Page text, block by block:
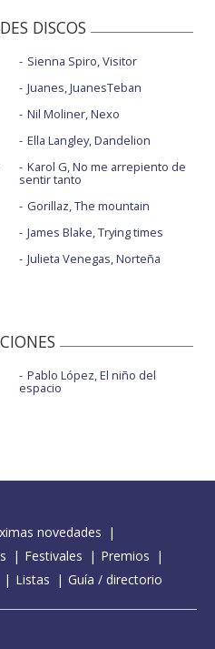
DISCOS
Sienna Spiro, Visitor
Juanes, JuanesTeban
Nil Moliner, Nexo
Ella Langley, Dandelion
Karol G, No me arrepiento de
sentir tanto
Gorillaz, The mountain
James Blake, Trying times
Julieta Venegas, Norteña
Pablo López, El niño del
espacio
novedades
Festivales
Premios
Listas Guía / directorio